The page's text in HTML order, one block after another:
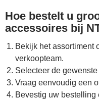
Hoe bestelt u
accessoires bij
Bekijk het assortiment
verkoopteam.
Selecteer de
Vraag eenvoudig een
Bevestig uw bestelling